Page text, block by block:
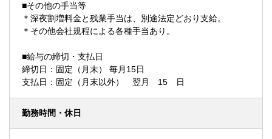
■その他の手当等
＊深夜割増料金と残業手当は、別途法定どおり支給。
＊その他会社規程による各種手当あり。
■給与の締切・支払日
締切日：固定（月末） 毎月15日
支払日：固定（月末以外） 翌月 15 日
勤務時間・休日